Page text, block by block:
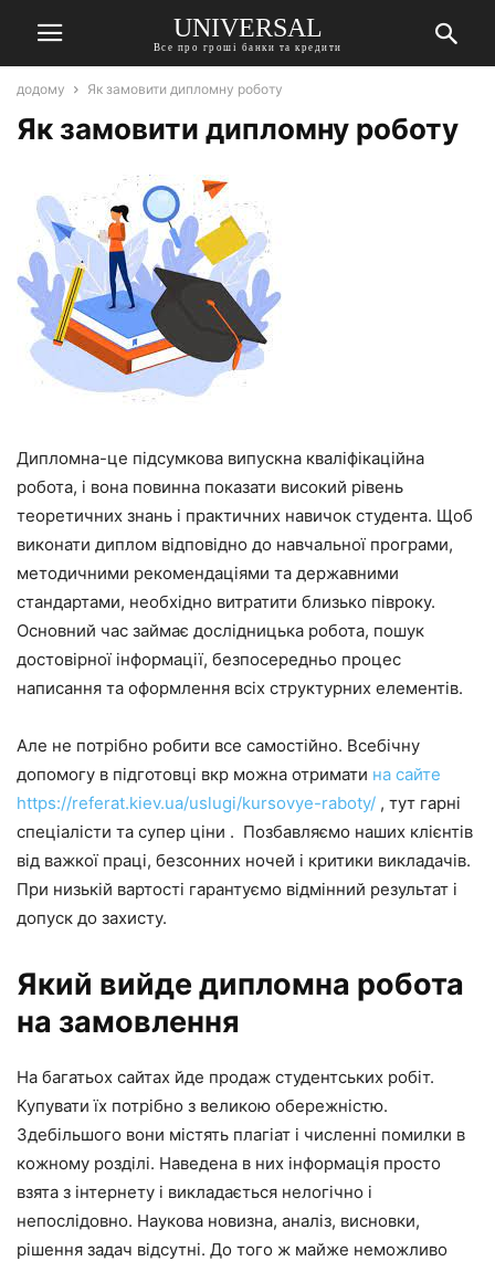
UNIVERSAL
Все про гроші банки та кредити
додому Як замовити дипломну роботу
Як замовити дипломну роботу
Дипломна-це підсумкова випускна кваліфікаційна
робота, і вона повинна показати високий рівень
теоретичних знань і практичних навичок студента. Щоб
виконати диплом відповідно до навчальної програми,
методичними рекомендаціями та державними
стандартами, необхідно витратити близько півроку.
Основний час займає дослідницька робота, пошук
достовірної інформації, безпосередньо процес
написання та оформлення всіх структурних елементів.
Але не потрібно робити все самостійно. Всебічну
допомогу в підготовці вкр можна отримати на сайте
https://referat.kiev.ua/uslugi/kursovye-raboty/ , тут гарні
спеціалісти та супер ціни . Позбавляємо наших клієнтів
від важкої праці, безсонних ночей і критики викладачів.
При низькій вартості гарантуємо відмінний результат і
допуск до захисту.
Який вийде дипломна робота
на замовлення
На багатьох сайтах йде продаж студентських робіт.
Купувати їх потрібно з великою обережністю.
Здебільшого вони містять плагіат і численні помилки в
кожному розділі. Наведена в них інформація просто
взята з інтернету і викладається нелогічно і
непослідовно. Наукова новизна, аналіз, висновки,
рішення задач відсутні. До того ж майже неможливо